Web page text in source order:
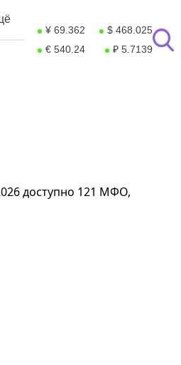
¥ 69.362
$ 468.025
€ 540.24
₽ 5.7139
доступно 121 МФО,